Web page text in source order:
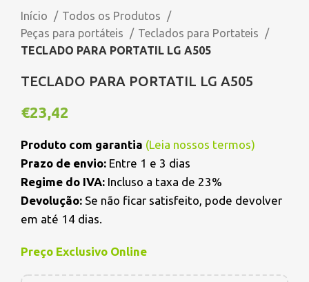
Início
Todos os Produtos
Peças para portáteis
Teclados para Portateis
TECLADO PARA PORTATIL LG A505
TECLADO PARA PORTATIL LG A505
€23,42
Produto com garantia (Leia nossos termos)
Prazo de envio: Entre 1 e 3 dias
Regime do IVA: Incluso a taxa de 23%
Devolução: Se não ficar satisfeito, pode devolver
em até 14 dias.
Preço Exclusivo Online